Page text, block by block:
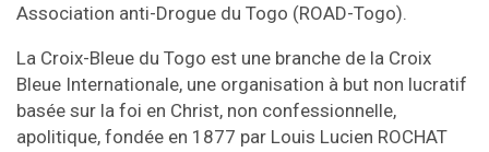
Association anti-Drogue du Togo (ROAD-Togo).
La Croix-Bleue du Togo est une branche de la Croix
Bleue Internationale, une organisation à but non lucratif
basée sur la foi en Christ, non confessionnelle,
apolitique, fondée en 1877 par Louis Lucien ROCHAT